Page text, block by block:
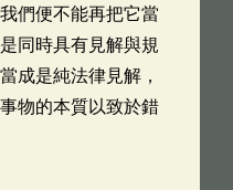
們便不能再把它當
同時具有見解與規
成是純法律見解，
物的本質以致於錯